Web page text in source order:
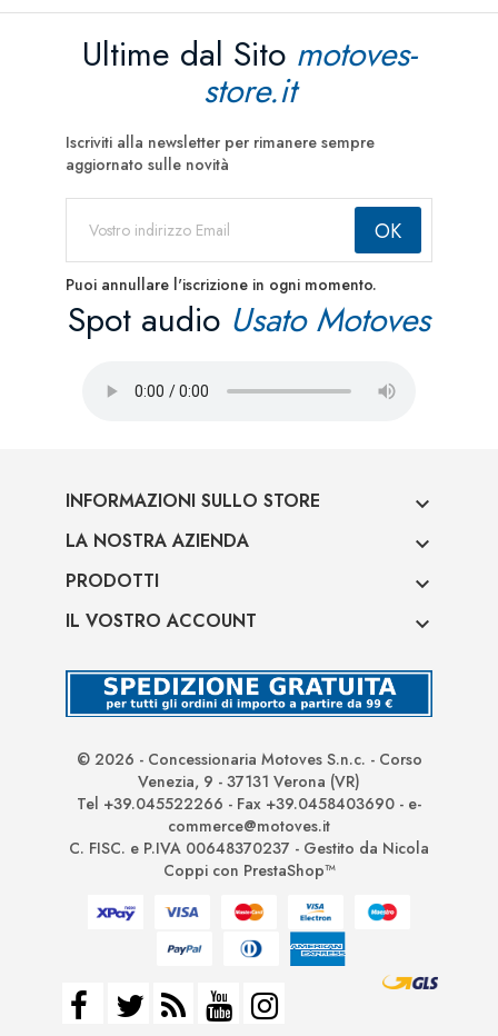
Ultime dal Sito motoves-
store.it
Iscriviti alla newsletter per rimanere sempre
aggiornato sulle novità
Puoi annullare l'iscrizione in ogni momento.
Spot audio Usato Motoves
INFORMAZIONI SULLO STORE 
LA NOSTRA AZIENDA 
PRODOTTI 
IL VOSTRO ACCOUNT 
© 2026 - Concessionaria Motoves S.n.c. - Corso
Venezia, 9 - 37131 Verona (VR)
Tel +39.045522266 - Fax +39.0458403690 - e-
commerce@motoves.it
C. FISC. e P.IVA 00648370237 - Gestito da Nicola
Coppi con PrestaShop™